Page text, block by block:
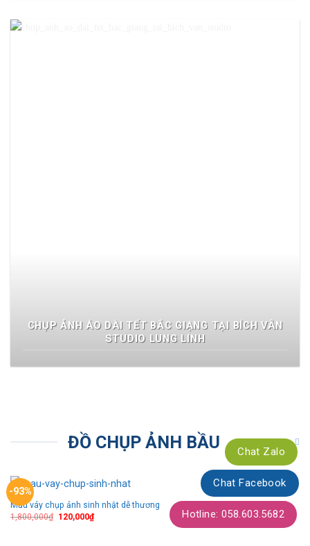
CHỤP ẢNH ÁO DÀI TẾT BẮC GIẠNG TẠI BÍCH VÂN
STUDIO LUNG LINH
ĐỒ CHỤP ẢNH BẦU
-93%
Thêm
theo
dõi
Mẫu váy chụp ảnh sinh nhật dễ thương
1,800,000₫ 120,000₫
Chat Zalo
Chat Facebook
Hotline: 058.603.5682